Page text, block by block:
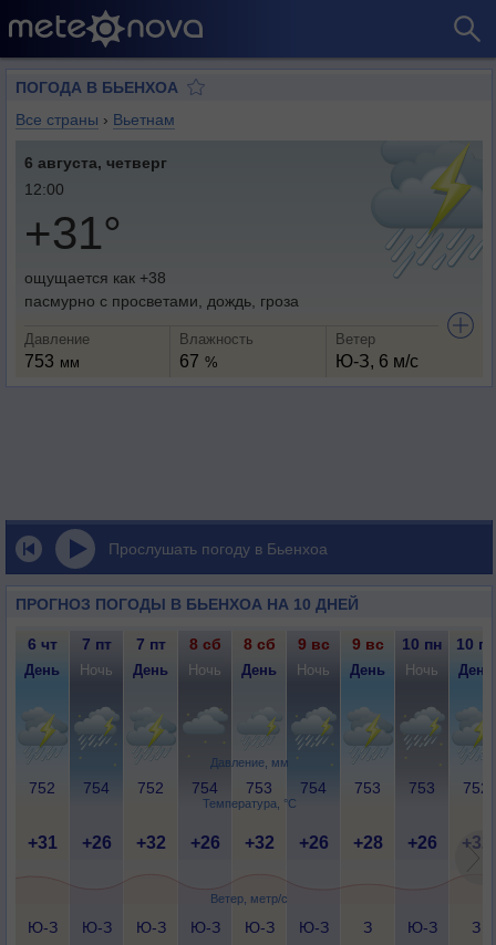
ПОГОДА В БЬЕНХОА
Все страны › Вьетнам
6 августа, четверг
12:00
+31°
ощущается как +38
пасмурно с просветами, дождь, гроза
Давление
753 мм
Влажность
67 %
Ветер
Ю-З, 6 м/с
Прослушать погоду в Бьенхоа
ПРОГНОЗ ПОГОДЫ В БЬЕНХОА НА 10 ДНЕЙ
Давление, мм
Температура, °C
Ветер, метр/с
6 чт 7 пт 7 пт 8 сб 8 сб 9 вс 9 вс 10 пн 10 пн
День Ночь День Ночь День Ночь День Ночь День
752 754 752 754 753 754 753 753 752
+31 +26 +32 +26 +32 +26 +28 +26 +32
Ю-З
Ю-З
Ю-З
Ю-З
Ю-З
Ю-З
З
Ю-З
З